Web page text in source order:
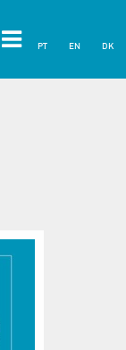
PT EN DK